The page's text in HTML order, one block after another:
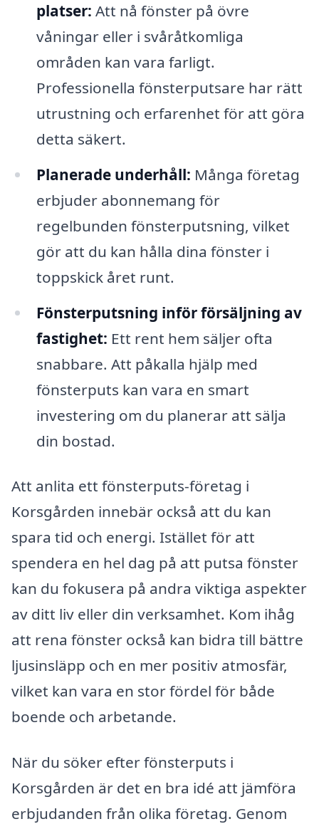
platser: Att nå fönster på övre
våningar eller i svåråtkomliga
områden kan vara farligt.
Professionella fönsterputsare har rätt
utrustning och erfarenhet för att göra
detta säkert.
Planerade underhåll: Många företag
erbjuder abonnemang för
regelbunden fönsterputsning, vilket
gör att du kan hålla dina fönster i
toppskick året runt.
Fönsterputsning inför försäljning av
fastighet: Ett rent hem säljer ofta
snabbare. Att påkalla hjälp med
fönsterputs kan vara en smart
investering om du planerar att sälja
din bostad.
Att anlita ett fönsterputs-företag i
Korsgården innebär också att du kan
spara tid och energi. Istället för att
spendera en hel dag på att putsa fönster
kan du fokusera på andra viktiga aspekter
av ditt liv eller din verksamhet. Kom ihåg
att rena fönster också kan bidra till bättre
ljusinsläpp och en mer positiv atmosfär,
vilket kan vara en stor fördel för både
boende och arbetande.
När du söker efter fönsterputs i
Korsgården är det en bra idé att jämföra
erbjudanden från olika företag. Genom